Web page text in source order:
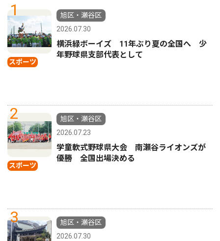
1
スポーツ
旭区・瀬谷区
2026.07.30
横浜緑ボーイズ 11年ぶり夏の全国へ 少
年野球県支部代表として
2
スポーツ
旭区・瀬谷区
2026.07.23
学童軟式野球県大会 南瀬谷ライオンズが
優勝 全国出場決める
3
旭区・瀬谷区
2026.07.30